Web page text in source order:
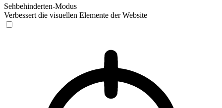
Sehbehinderten-Modus
Verbessert die visuellen Elemente der Website